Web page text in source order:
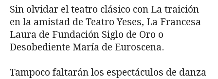
Sin olvidar el teatro clásico con La traición
en la amistad de Teatro Yeses, La Francesa
Laura de Fundación Siglo de Oro o
Desobediente María de Euroscena.
Tampoco faltarán los espectáculos de danza